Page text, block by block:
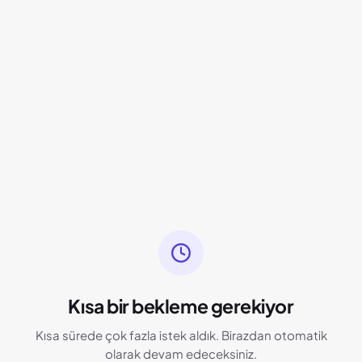
Kısa bir bekleme gerekiyor
Kısa sürede çok fazla istek aldık. Birazdan otomatik
olarak devam edeceksiniz.